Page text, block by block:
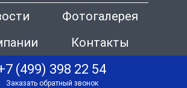
Фотогалерея
Контакты
(499) 398 22 54
Заказать обратный звонок